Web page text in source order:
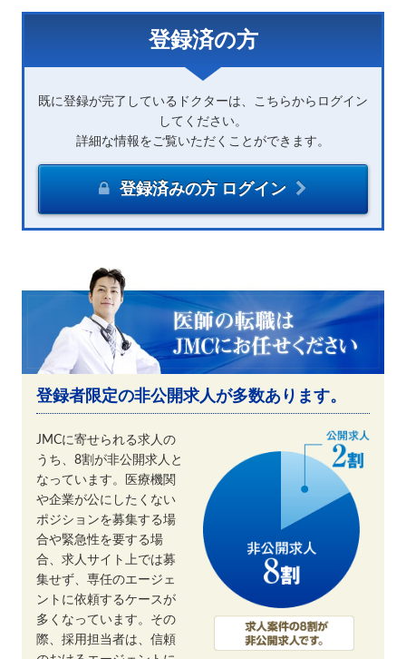
登録済の方
既に登録が完了しているドクターは、こちらからログイン
してください。
詳細な情報をご覧いただくことができます。
登録済みの方 ログイン
登録者限定の非公開求人が多数あります。
JMCに寄せられる求人の
うち、8割が非公開求人と
なっています。医療機関
や企業が公にしたくない
ポジションを募集する場
合や緊急性を要する場
合、求人サイト上では募
集せず、専任のエージェ
ントに依頼するケースが
多くなっています。その
際、採用担当者は、信頼